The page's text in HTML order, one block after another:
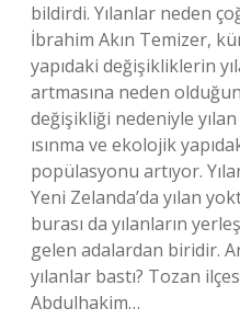
bildirdi. Yılanlar neden
İbrahim Akın Temizer,
yapıdaki değişikliklerin
artmasına neden
değişikliği nedeniyle yılan
ısınma ve ekolojik
popülasyonu artıyor.
Yeni Zelanda’da yılan
burası da yılanların
gelen adalardan biridir.
yılanlar bastı? Tozan
Abdulhakim…